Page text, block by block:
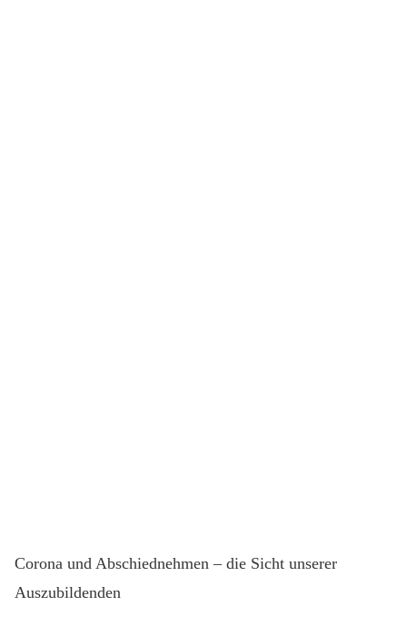
Corona und Abschiednehmen – die Sicht unserer
Auszubildenden